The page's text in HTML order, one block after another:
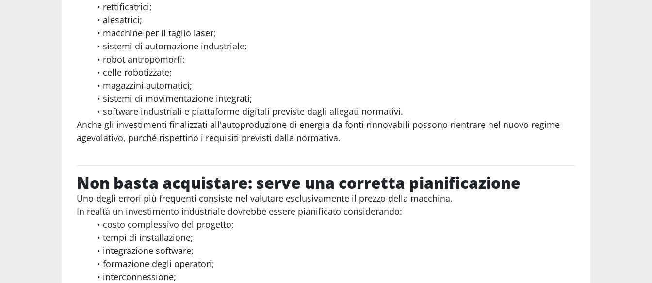
rettificatrici;
alesatrici;
macchine per il taglio laser;
sistemi di automazione industriale;
robot antropomorfi;
celle robotizzate;
magazzini automatici;
sistemi di movimentazione integrati;
software industriali e piattaforme digitali previste dagli allegati normativi.
Anche gli investimenti finalizzati all'autoproduzione di energia da fonti rinnovabili possono rientrare nel nuovo regime
agevolativo, purché rispettino i requisiti previsti dalla normativa.
Non basta acquistare: serve una corretta pianificazione
Uno degli errori più frequenti consiste nel valutare esclusivamente il prezzo della macchina.
In realtà un investimento industriale dovrebbe essere pianificato considerando:
costo complessivo del progetto;
tempi di installazione;
integrazione software;
formazione degli operatori;
interconnessione;